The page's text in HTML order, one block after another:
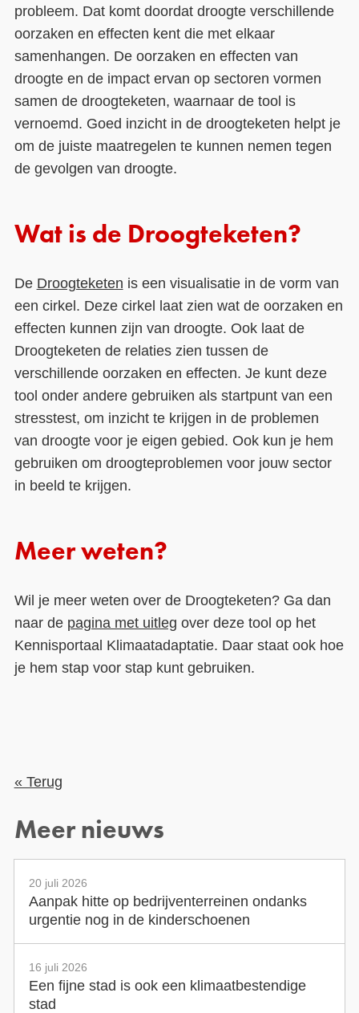
probleem. Dat komt doordat droogte verschillende
oorzaken en effecten kent die met elkaar
samenhangen. De oorzaken en effecten van
droogte en de impact ervan op sectoren vormen
samen de droogteketen, waarnaar de tool is
vernoemd. Goed inzicht in de droogteketen helpt je
om de juiste maatregelen te kunnen nemen tegen
de gevolgen van droogte.
Wat is de Droogteketen?
De Droogteketen is een visualisatie in de vorm van
een cirkel. Deze cirkel laat zien wat de oorzaken en
effecten kunnen zijn van droogte. Ook laat de
Droogteketen de relaties zien tussen de
verschillende oorzaken en effecten. Je kunt deze
tool onder andere gebruiken als startpunt van een
stresstest, om inzicht te krijgen in de problemen
van droogte voor je eigen gebied. Ook kun je hem
gebruiken om droogteproblemen voor jouw sector
in beeld te krijgen.
Meer weten?
Wil je meer weten over de Droogteketen? Ga dan
naar de pagina met uitleg over deze tool op het
Kennisportaal Klimaatadaptatie. Daar staat ook hoe
je hem stap voor stap kunt gebruiken.
« Terug
Meer nieuws
20 juli 2026
Aanpak hitte op bedrijventerreinen ondanks
urgentie nog in de kinderschoenen
16 juli 2026
Een fijne stad is ook een klimaatbestendige
stad